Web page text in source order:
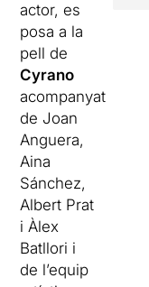
actor, es
posa a la
pell de
Cyrano
acompanyat
de Joan
Anguera,
Aina
Sánchez,
Albert Prat
i Àlex
Batllori i
de l’equip